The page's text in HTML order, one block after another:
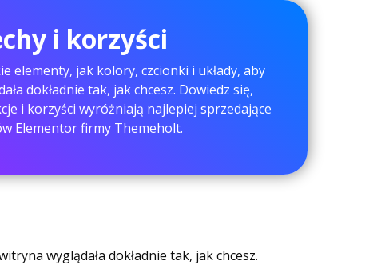
i korzyści
elementy, jak kolory, czcionki i układy, aby
dokładnie tak, jak chcesz. Dowiedz się,
i korzyści wyróżniają najlepiej sprzedające
Elementor firmy Themeholt.
wyglądała dokładnie tak, jak chcesz.